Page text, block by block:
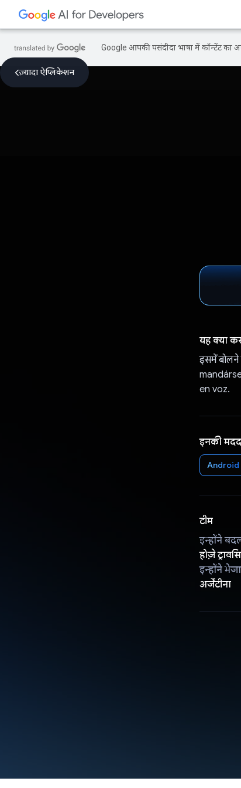
Google आपकी पसंदीदा भाषा में कॉन्टेंट का
ज़्यादा ऐप्लिकेशन
यह क्या
इसमें
en voz.
इनकी
Android
टीम
इन्होंने
होज़े
इन्होंने भेजा
अर्जेंटीना